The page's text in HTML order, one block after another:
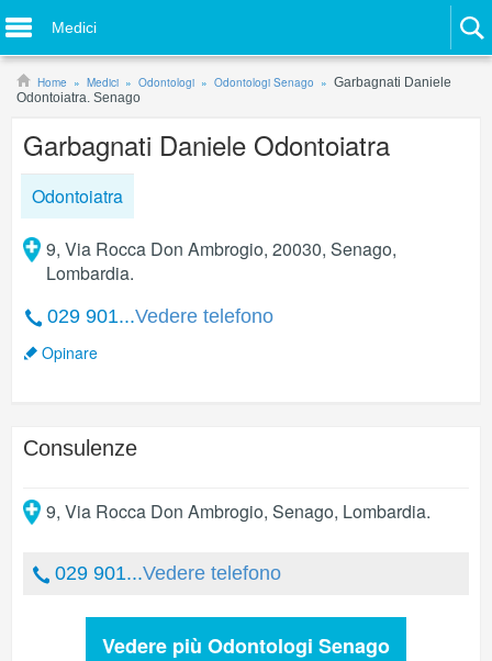
Medici
Home Medici Odontologi Odontologi Senago
Garbagnati Daniele
Odontoiatra. Senago
Garbagnati Daniele Odontoiatra
Odontoiatra
9, Via Rocca Don Ambrogio, 20030, Senago,
Lombardia.
029 901...Vedere telefono
Opinare
Consulenze
9, Via Rocca Don Ambrogio, Senago, Lombardia.
029 901...Vedere telefono
Vedere più Odontologi Senago